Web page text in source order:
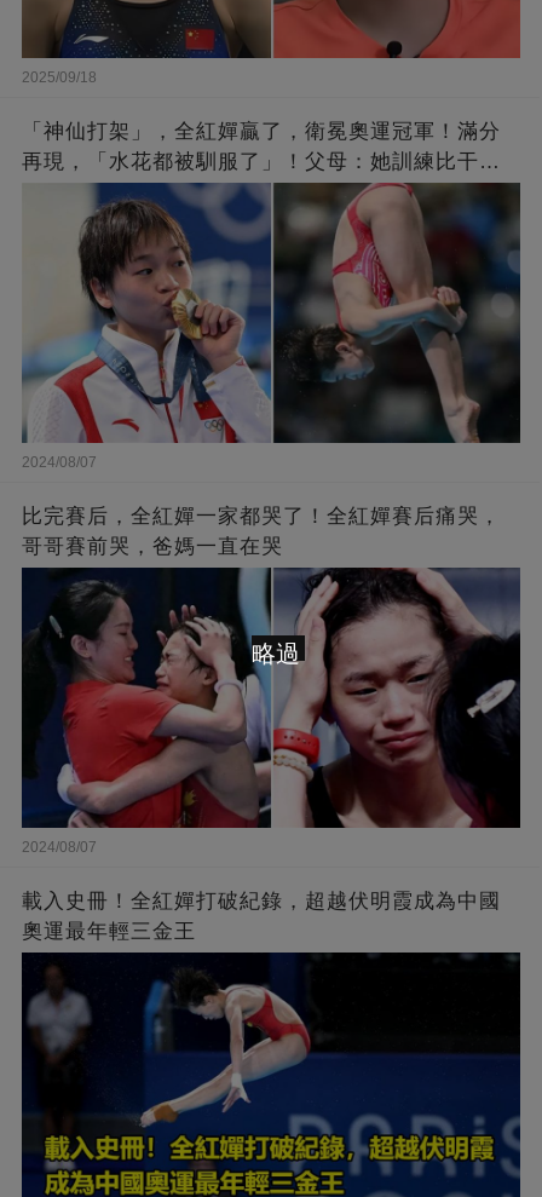
2025/09/18
「神仙打架」，全紅嬋贏了，衛冕奧運冠軍！滿分
再現，「水花都被馴服了」！父母：她訓練比干農
活累百倍！陳芋汐惜敗，獲得銀牌
2024/08/07
比完賽后，全紅嬋一家都哭了！全紅嬋賽后痛哭，
哥哥賽前哭，爸媽一直在哭
2024/08/07
載入史冊！全紅嬋打破紀錄，超越伏明霞成為中國
奧運最年輕三金王
略過